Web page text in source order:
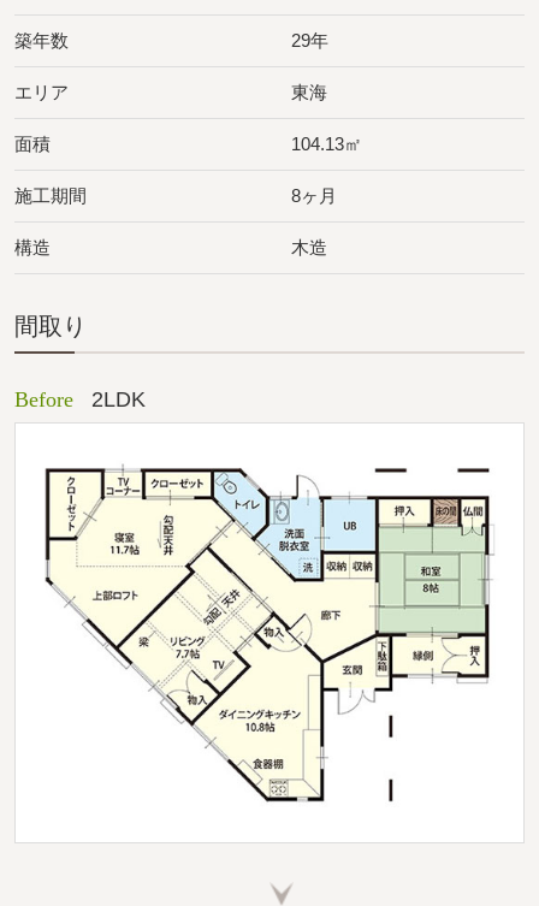
築年数 29年
エリア 東海
面積 104.13㎡
施工期間 8ヶ月
構造 木造
間取り
Before 2LDK